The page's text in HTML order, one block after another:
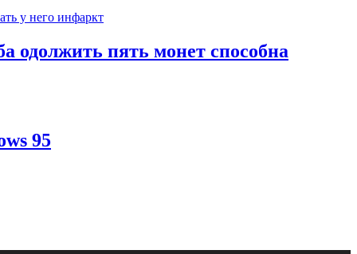
одолжить пять монет способна
95